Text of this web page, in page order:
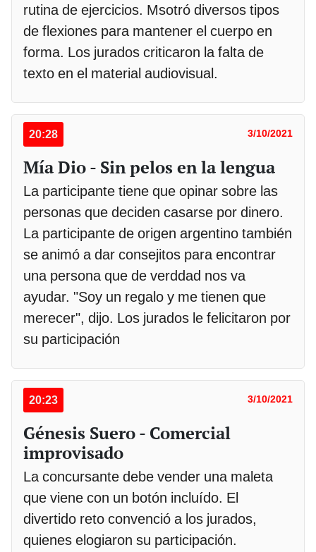
rutina de ejercicios. Msotró diversos tipos
de flexiones para mantener el cuerpo en
forma. Los jurados criticaron la falta de
texto en el material audiovisual.
20:28 3/10/2021
Mía Dio - Sin pelos en la lengua
La participante tiene que opinar sobre las
personas que deciden casarse por dinero.
La participante de origen argentino también
se animó a dar consejitos para encontrar
una persona que de verddad nos va
ayudar. "Soy un regalo y me tienen que
merecer", dijo. Los jurados le felicitaron por
su participación
20:23 3/10/2021
Génesis Suero - Comercial
improvisado
La concursante debe vender una maleta
que viene con un botón incluído. El
divertido reto convenció a los jurados,
quienes elogiaron su participación.